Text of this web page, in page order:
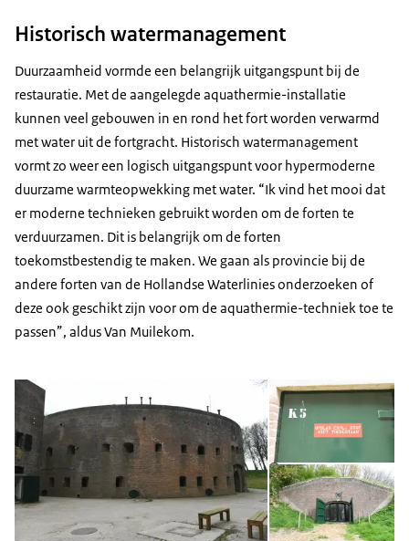
Historisch watermanagement
Duurzaamheid vormde een belangrijk uitgangspunt bij de
restauratie. Met de aangelegde aquathermie-installatie
kunnen veel gebouwen in en rond het fort worden verwarmd
met water uit de fortgracht. Historisch watermanagement
vormt zo weer een logisch uitgangspunt voor hypermoderne
duurzame warmteopwekking met water.
Ik vind het mooi dat
er moderne technieken gebruikt worden om de forten te
verduurzamen. Dit is belangrijk om de forten
toekomstbestendig te maken. We gaan als provincie bij de
andere forten van de Hollandse Waterlinies onderzoeken of
deze ook geschikt zijn voor om de aquathermie-techniek toe te
passen , aldus Van Muilekom.
Open de galerij in vergrote
©